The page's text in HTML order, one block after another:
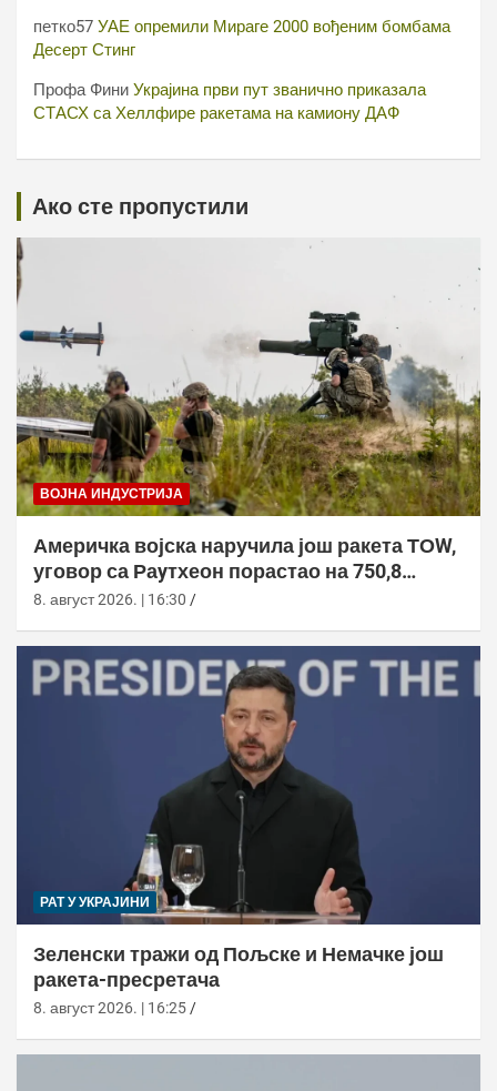
петко57 УАЕ опремили Мираге 2000 вођеним бомбама
Десерт Стинг
Профа Фини Украјина први пут званично приказала
СТАСХ са Хеллфире ракетама на камиону ДАФ
Ако сте пропустили
ВОЈНА ИНДУСТРИЈА
Америчка војска наручила још ракета ТОW,
уговор са Раyтхеон порастао на 750,8
милиона долара
8. август 2026. | 16:30
РАТ У УКРАЈИНИ
Зеленски тражи од Пољске и Немачке још
ракета-пресретача
8. август 2026. | 16:25